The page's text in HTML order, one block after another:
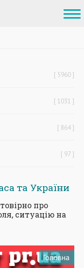
5960
1031
864
97
та України
про
ситуацію на
Головна